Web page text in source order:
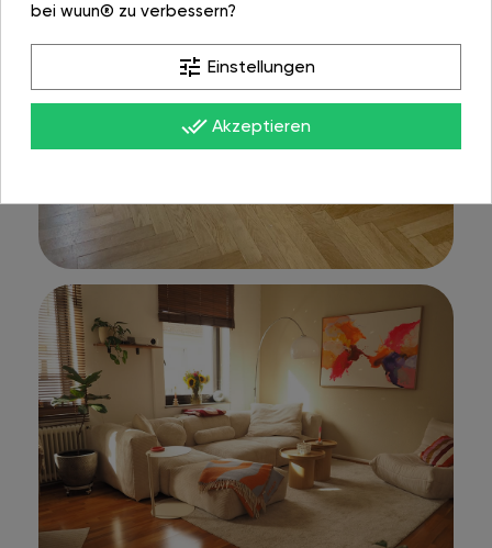
bei wuun® zu verbessern?
tune Einstellungen
done_all Akzeptieren